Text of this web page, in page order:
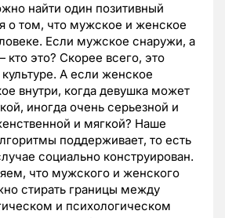
найти один позитивный
о том, что мужское и женское
Если мужское снаружи, а
это? Скорее всего, это
А если женское
внутри, когда девушка может
иногда очень серьезной и
и мягкой? Наше
поддерживает, то есть
социально конструирован.
что мужского и женского
стирать границы между
и психологическом